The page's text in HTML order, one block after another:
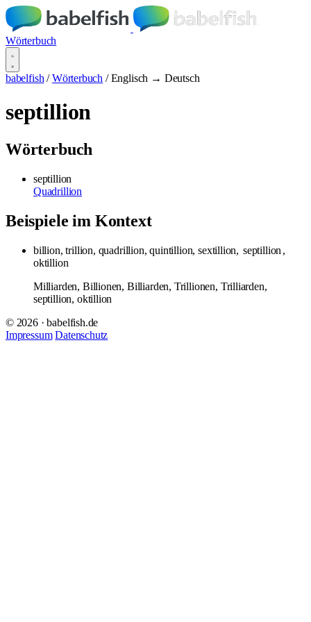
Wörterbuch
babelfish / Wörterbuch / Englisch → Deutsch
septillion
Wörterbuch
septillion
Quadrillion
Beispiele im Kontext
billion, trillion, quadrillion, quintillion, sextillion, septillion ,
oktillion
Milliarden, Billionen, Billiarden, Trillionen, Trilliarden,
septillion, oktillion
© 2026 · babelfish.de
Impressum Datenschutz